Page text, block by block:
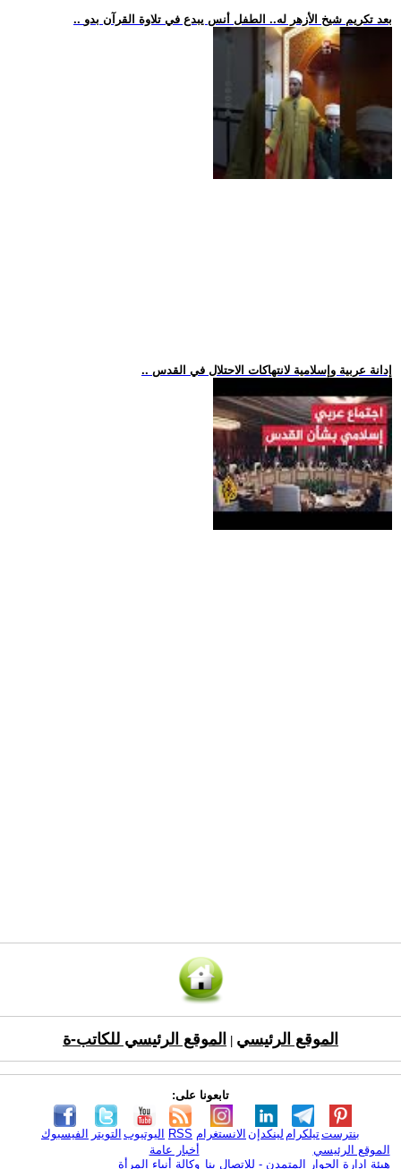
.. بعد تكريم شيخ الأزهر له.. الطفل أنس يبدع في تلاوة القرآن بدو
.. إدانة عربية وإسلامية لانتهاكات الاحتلال في القدس
الموقع الرئيسي الموقع الرئيسي للكاتب-ة
تابعونا على:
الفيسبوك التويتر اليوتيوب RSS الانستغرام لينكدإن تيلكرامبنترست
الموقع الرئيسي
هيئة ادارة الحوار المتمدن - للإتصال بنا
أخبار عامة
وكالة أنباء المرأة